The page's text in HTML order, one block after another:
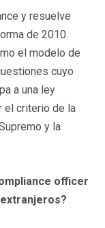
y resuelve
de 2010.
el modelo de
cuyo
a una ley
el criterio de la
y la
officer